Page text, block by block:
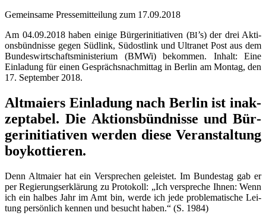
Gemein­sa­me Pres­se­mit­tei­lung zum 17.09.2018
Am 04.09.2018 haben eini­ge Bür­ger­initia­ti­ven (BI’s) der drei Akti­
ons­bünd­nis­se gegen Süd­link, Süd­ost­link und Ultra­net Post aus dem
Bun­des­wirt­schafts­mi­nis­te­ri­um (BMWi) bekom­men. Inhalt: Eine
Ein­la­dung für einen Gesprächs­nach­mit­tag in Ber­lin am Mon­tag, den
17. Sep­tem­ber 2018.
Alt­mai­ers Ein­la­dung nach Ber­lin ist inak­
zep­ta­bel. Die Akti­ons­bünd­nis­se und Bür­
ger­initia­ti­ven wer­den die­se Ver­an­stal­tung
boykottieren.
Denn Alt­mai­er hat ein Ver­spre­chen geleis­tet. Im Bun­des­tag gab er
per Regie­rungs­er­klä­rung zu Pro­to­koll: „Ich ver­spre­che Ihnen: Wenn
ich ein hal­bes Jahr im Amt bin, wer­de ich jede pro­ble­ma­ti­sche Lei­
tung per­sön­lich ken­nen und besucht haben.“ (S. 1984)